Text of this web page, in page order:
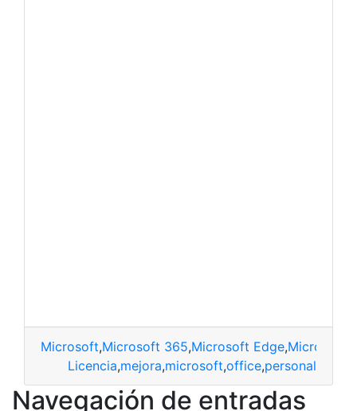
Microsoft,Microsoft 365,Microsoft Edge,Microsoft
Licencia,mejora,microsoft,office,personal
Navegación de entradas